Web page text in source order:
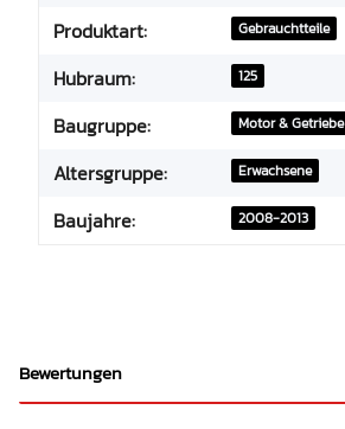
Produktart: Gebrauchtteile
Hubraum: 125
Baugruppe: Motor & Getriebe
Altersgruppe: Erwachsene
Baujahre: 2008-2013
Bewertungen